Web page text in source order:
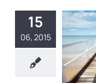
15
06, 2015